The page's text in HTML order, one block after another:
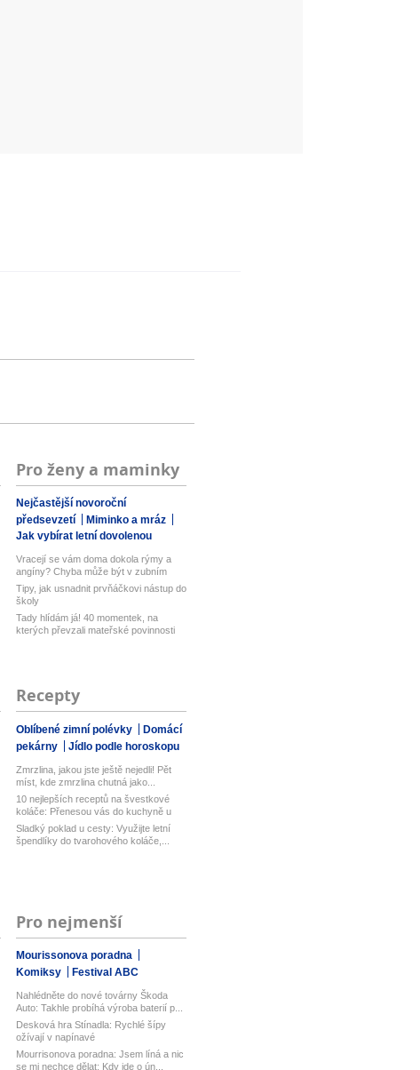
Pro ženy a maminky
Nejčastější novoroční
předsevzetí
Miminko a mráz
Jak vybírat letní dovolenou
Vracejí se vám doma dokola rýmy a
angíny? Chyba může být v zubním
kart...
Tipy, jak usnadnit prvňáčkovi nástup do
školy
Tady hlídám já! 40 momentek, na
kterých převzali mateřské povinnosti
Recepty
Oblíbené zimní polévky
Domácí
pekárny
Jídlo podle horoskopu
Zmrzlina, jakou jste ještě nejedli! Pět
míst, kde zmrzlina chutná jako...
10 nejlepších receptů na švestkové
koláče: Přenesou vás do kuchyně u
b...
Sladký poklad u cesty: Využijte letní
špendlíky do tvarohového koláče,...
Pro nejmenší
Mourissonova poradna
Komiksy
Festival ABC
Nahlédněte do nové továrny Škoda
Auto: Takhle probíhá výroba baterií p...
Desková hra Stínadla: Rychlé šípy
ožívají v napínavé
Mourrisonova poradna: Jsem líná a nic
se mi nechce dělat: Kdy jde o ún...